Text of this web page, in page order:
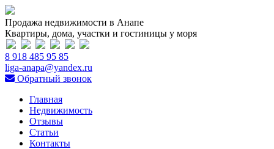
Продажа недвижимости в Анапе
Квартиры, дома, участки и гостиницы у моря
8 918 485 95 85
liga-anapa@yandex.ru
Обратный звонок
Главная
Недвижимость
Отзывы
Статьи
Контакты